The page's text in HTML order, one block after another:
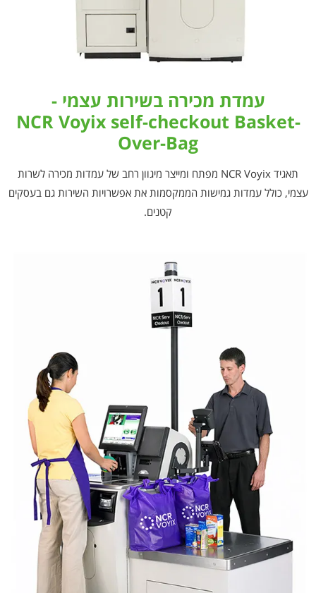
עמדת מכירה בשירות עצמי -
NCR Voyix self-checkout Basket-
Over-Bag
תאגיד NCR Voyix מפתח ומייצר מיגוון רחב של עמדות מכירה לשרות
עצמי, כולל עמדות גמישות הממקסמות את אפשרויות השירות גם בעסקים
קטנים.